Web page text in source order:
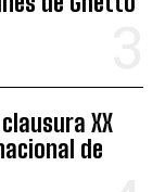
XX
de